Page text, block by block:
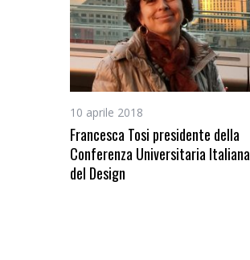
10 aprile 2018
Francesca Tosi presidente della
Conferenza Universitaria Italiana
del Design